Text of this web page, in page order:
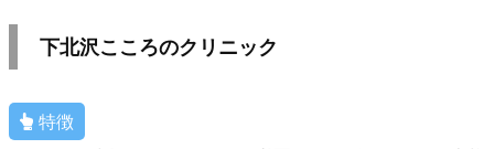
下北沢こころのクリニック
特徴